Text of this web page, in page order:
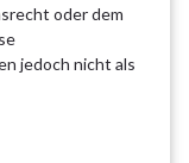
oder dem
jedoch nicht als